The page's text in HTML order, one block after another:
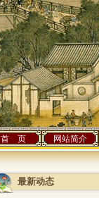
首 页 网站简介
最新动态